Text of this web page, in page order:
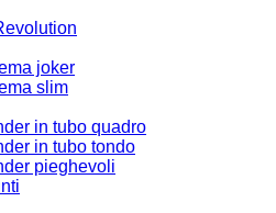
joker
slim
in tubo quadro
in tubo tondo
pieghevoli